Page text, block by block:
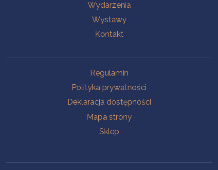
Wydarzenia
Wystawy
Kontakt
Regulamin
Polityka prywatności
Deklaracja dostępności
Mapa strony
Sklep